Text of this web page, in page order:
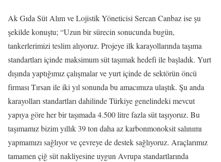
Ak Gıda Süt Alım ve Lojistik Yöneticisi Sercan Canbaz ise şu
şekilde konuştu; “Uzun bir sürecin sonucunda bugün,
tankerlerimizi teslim alıyoruz. Projeye ilk karayollarında taşıma
standartları içinde maksimum süt taşımak hedefi ile başladık. Yurt
dışında yaptığımız çalışmalar ve yurt içinde de sektörün öncü
firması Tırsan ile iki yıl sonunda bu amacımıza ulaştık. Şu anda
karayolları standartları dahilinde Türkiye genelindeki mevcut
yapıya göre her bir taşımada 4.500 litre fazla süt taşıyoruz. Bu
taşımamız bizim yıllık 39 ton daha az karbonmonoksit salınımı
yapmamızı sağlıyor ve çevreye de destek sağlıyoruz. Araçlarımız
tamamen çiğ süt nakliyesine uygun Avrupa standartlarında